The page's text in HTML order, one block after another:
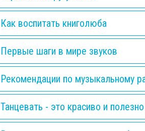
Как воспитать книголюба
Первые шаги в мире звуков
Рекомендации по музыкальному
Танцевать - это красиво и полезно